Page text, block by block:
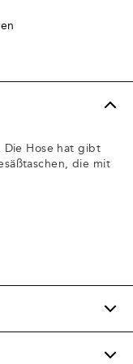
Die Hose hat gibt
die mit